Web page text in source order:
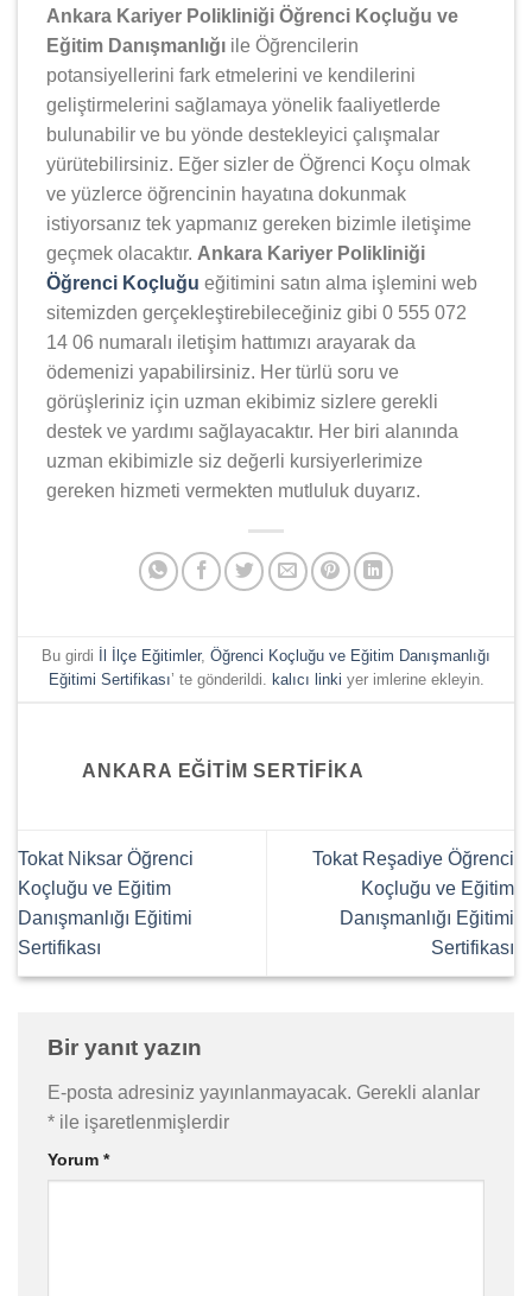
Ankara Kariyer Polikliniği Öğrenci Koçluğu ve
Eğitim Danışmanlığı ile Öğrencilerin
potansiyellerini fark etmelerini ve kendilerini
geliştirmelerini sağlamaya yönelik faaliyetlerde
bulunabilir ve bu yönde destekleyici çalışmalar
yürütebilirsiniz. Eğer sizler de Öğrenci Koçu olmak
ve yüzlerce öğrencinin hayatına dokunmak
istiyorsanız tek yapmanız gereken bizimle iletişime
geçmek olacaktır. Ankara Kariyer Polikliniği
Öğrenci Koçluğu eğitimini satın alma işlemini web
sitemizden gerçekleştirebileceğiniz gibi 0 555 072
14 06 numaralı iletişim hattımızı arayarak da
ödemenizi yapabilirsiniz. Her türlü soru ve
görüşleriniz için uzman ekibimiz sizlere gerekli
destek ve yardımı sağlayacaktır. Her biri alanında
uzman ekibimizle siz değerli kursiyerlerimize
gereken hizmeti vermekten mutluluk duyarız.
Bu girdi İl İlçe Eğitimler, Öğrenci Koçluğu ve Eğitim Danışmanlığı
Eğitimi Sertifikası’ te gönderildi. kalıcı linki yer imlerine ekleyin.
ANKARA EĞITIM SERTIFIKA
Tokat Niksar Öğrenci
Koçluğu ve Eğitim
Danışmanlığı Eğitimi
Sertifikası
Tokat Reşadiye Öğrenci
Koçluğu ve Eğitim
Danışmanlığı Eğitimi
Sertifikası
Bir yanıt yazın
E-posta adresiniz yayınlanmayacak. Gerekli alanlar
* ile işaretlenmişlerdir
Yorum *